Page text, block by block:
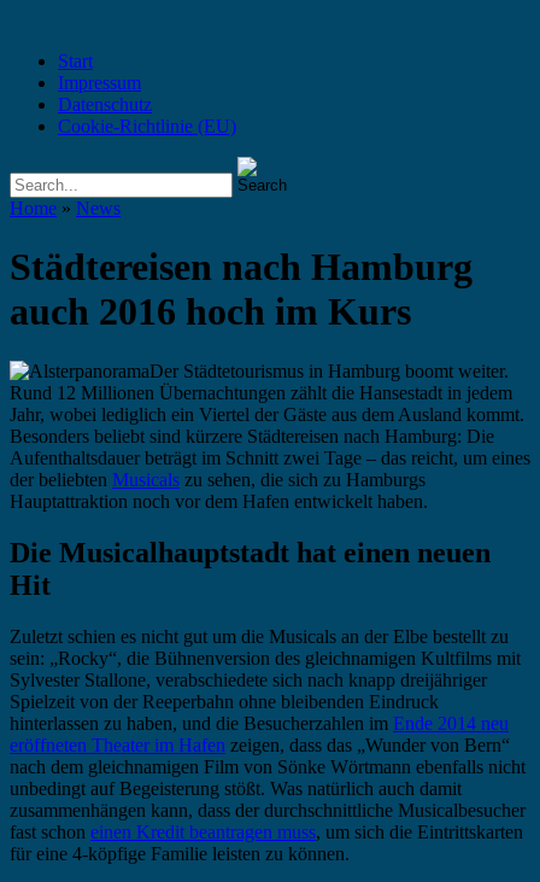
Start
Impressum
Datenschutz
Cookie-Richtlinie (EU)
Home » News
Städtereisen nach Hamburg
auch 2016 hoch im Kurs
Der Städtetourismus in Hamburg boomt weiter.
Rund 12 Millionen Übernachtungen zählt die Hansestadt in jedem
Jahr, wobei lediglich ein Viertel der Gäste aus dem Ausland kommt.
Besonders beliebt sind kürzere Städtereisen nach Hamburg: Die
Aufenthaltsdauer beträgt im Schnitt zwei Tage – das reicht, um eines
der beliebten Musicals zu sehen, die sich zu Hamburgs
Hauptattraktion noch vor dem Hafen entwickelt haben.
Die Musicalhauptstadt hat einen neuen
Hit
Zuletzt schien es nicht gut um die Musicals an der Elbe bestellt zu
sein: „Rocky“, die Bühnenversion des gleichnamigen Kultfilms mit
Sylvester Stallone, verabschiedete sich nach knapp dreijähriger
Spielzeit von der Reeperbahn ohne bleibenden Eindruck
hinterlassen zu haben, und die Besucherzahlen im Ende 2014 neu
eröffneten Theater im Hafen zeigen, dass das „Wunder von Bern“
nach dem gleichnamigen Film von Sönke Wörtmann ebenfalls nicht
unbedingt auf Begeisterung stößt. Was natürlich auch damit
zusammenhängen kann, dass der durchschnittliche Musicalbesucher
fast schon einen Kredit beantragen muss, um sich die Eintrittskarten
für eine 4-köpfige Familie leisten zu können.